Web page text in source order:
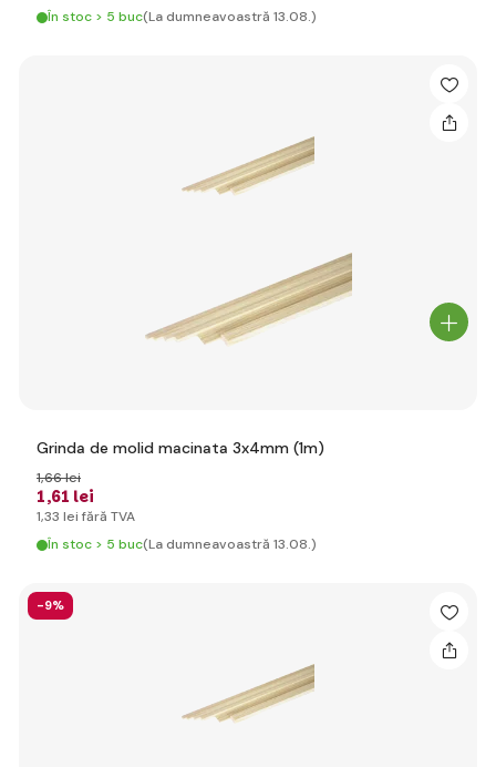
În stoc > 5 buc(La dumneavoastră 13.08.)
Grinda de molid macinata 3x4mm (1m)
1,61 lei
1,66 lei
1,33 lei fără TVA
În stoc > 5 buc(La dumneavoastră 13.08.)
-9%